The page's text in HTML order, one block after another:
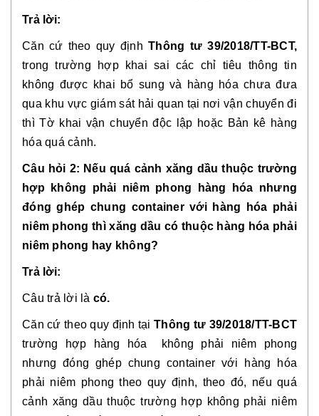
Trả lời:
Căn cứ theo quy địnhThông tư 39/2018/TT-BCT,
trong trường hợp khai sai các chỉ tiêu thông tin
không được khai bổ sung và hàng hóa chưa đưa
qua khu vực giám sát hải quan tại nơi vận chuyển đi
thì Tờ khai vận chuyển độc lập hoặc Bản kê hàng
hóa quá cảnh.
Câu hỏi 2: Nếu quá cảnh xăng dầu thuộc trường
hợp không phải niêm phong hàng hóa nhưng
đóng ghép chung container với hàng hóa phải
niêm phong thì xăng dầu có thuộc hàng hóa phải
niêm phong hay không?
Trả lời:
Câu trả lời là có.
Căn cứ theo quy định tại Thông tư 39/2018/TT-BCT
trường hợp hàng hóa không phải niêm phong
nhưng đóng ghép chung container với hàng hóa
phải niêm phong theo quy định, theo đó, nếu quá
cảnh xăng dầu thuộc trường hợp không phải niêm